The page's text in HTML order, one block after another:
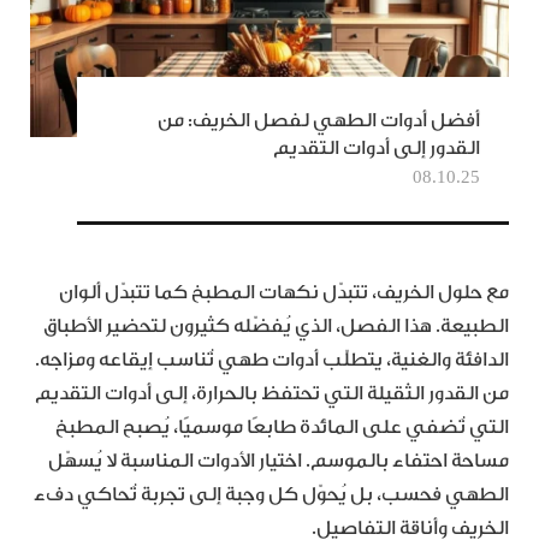
أفضل أدوات الطهي لفصل الخريف: من
القدور إلى أدوات التقديم
08.10.25
مع حلول الخريف، تتبدّل نكهات المطبخ كما تتبدّل ألوان
الطبيعة. هذا الفصل، الذي يُفضّله كثيرون لتحضير الأطباق
الدافئة والغنية، يتطلّب أدوات طهي تُناسب إيقاعه ومزاجه.
من القدور الثقيلة التي تحتفظ بالحرارة، إلى أدوات التقديم
التي تُضفي على المائدة طابعًا موسميًا، يُصبح المطبخ
مساحة احتفاء بالموسم. اختيار الأدوات المناسبة لا يُسهّل
الطهي فحسب، بل يُحوّل كل وجبة إلى تجربة تُحاكي دفء
الخريف وأناقة التفاصيل.